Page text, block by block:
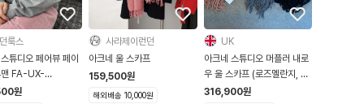
룩스
튜디오 페어뷰 페이
맨 FA-UX-
원
사라제이런던
아크네 울 스카프
159,500원
해외배송 10,000원
UK
아크네 스튜디오 머플러 내로
우 울 스카프 (로즈멜란지, 그
레이멜란지 등 여러가지 색상)
316,900원